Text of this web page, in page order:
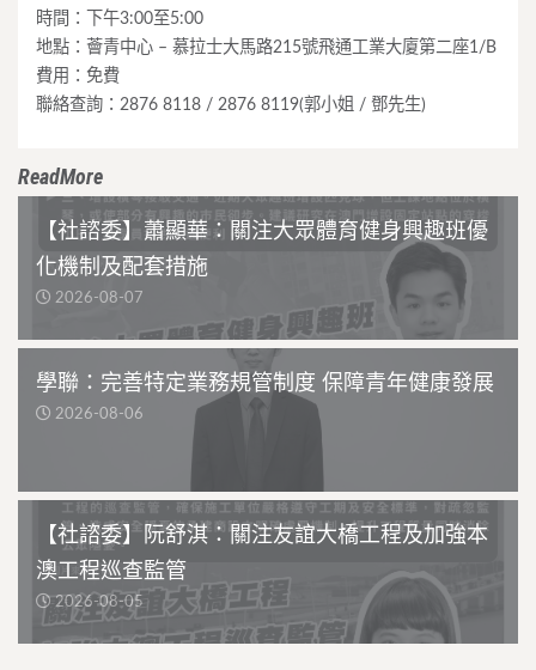
時間：下午3:00至5:00
地點：薈青中心 – 慕拉士大馬路215號飛通工業大廈第二座1/B
費用：免費
聯絡查詢：2876 8118 / 2876 8119(郭小姐 / 鄧先生)
ReadMore
【社諮委】蕭顯華：關注大眾體育健身興趣班優
化機制及配套措施
2026-08-07
學聯：完善特定業務規管制度 保障青年健康發展
2026-08-06
【社諮委】阮舒淇：關注友誼大橋工程及加強本
澳工程巡查監管
2026-08-05